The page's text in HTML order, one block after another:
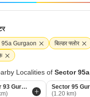
95a Gurgaon
बिल्डर फ्लोर
Localities of Sector 95a
Sector 93 Gurgaon
(1.20 km)